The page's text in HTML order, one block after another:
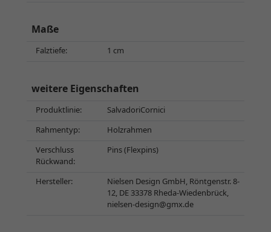
Maße
Falztiefe: 1 cm
weitere Eigenschaften
Produktlinie:
SalvadoriCornici
Rahmentyp:
Holzrahmen
Verschluss
Rückwand:
Pins (Flexpins)
Hersteller:
Nielsen Design GmbH, Röntgenstr. 8-
12, DE 33378 Rheda-Wiedenbrück,
nielsen-design@gmx.de